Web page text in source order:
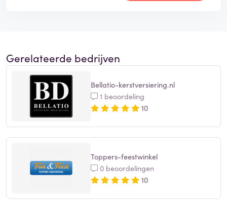
Gerelateerde bedrijven
Bellatio-kerstversiering.nl
1 beoordeling
10
Toppers-feestwinkel
0 beoordelingen
10